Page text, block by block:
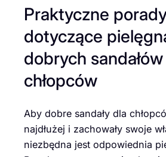
Praktyczne
dotyczące
dobrych
chłopców
Aby dobre sandały dla
najdłużej i zachowały swoje
niezbędna jest odpowiednia